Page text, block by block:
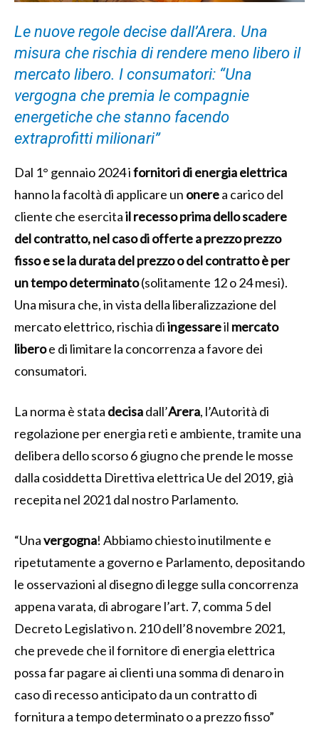
Le nuove regole decise dall’Arera. Una
misura che rischia di rendere meno libero il
mercato libero. I consumatori: “Una
vergogna che premia le compagnie
energetiche che stanno facendo
extraprofitti milionari”
Dal 1° gennaio 2024 ifornitori di energia elettrica
hanno la facoltà di applicare un onerea carico del
cliente che esercitail recesso prima dello scadere
del contratto, nel caso di offerte a prezzo prezzo
fisso e se la durata del prezzo o del contratto è per
un tempo determinato(solitamente 12 o 24 mesi).
Una misura che, in vista della liberalizzazione del
mercato elettrico, rischia diingessareil mercato
liberoe di limitare la concorrenza a favore dei
consumatori.
La norma è stata decisadall’Arera, l’Autorità di
regolazione per energia reti e ambiente, tramite una
delibera dello scorso 6 giugno che prende le mosse
dalla cosiddetta Direttiva elettrica Ue del 2019, già
recepita nel 2021 dal nostro Parlamento.
“Unavergogna! Abbiamo chiesto inutilmente e
ripetutamente a governo e Parlamento, depositando
le osservazioni al disegno di legge sulla concorrenza
appena varata, di abrogare l’art. 7, comma 5 del
Decreto Legislativo n. 210 dell’8 novembre 2021,
che prevede che il fornitore di energia elettrica
possa far pagare ai clienti una somma di denaro in
caso di recesso anticipato da un contratto di
fornitura a tempo determinato o a prezzo fisso”